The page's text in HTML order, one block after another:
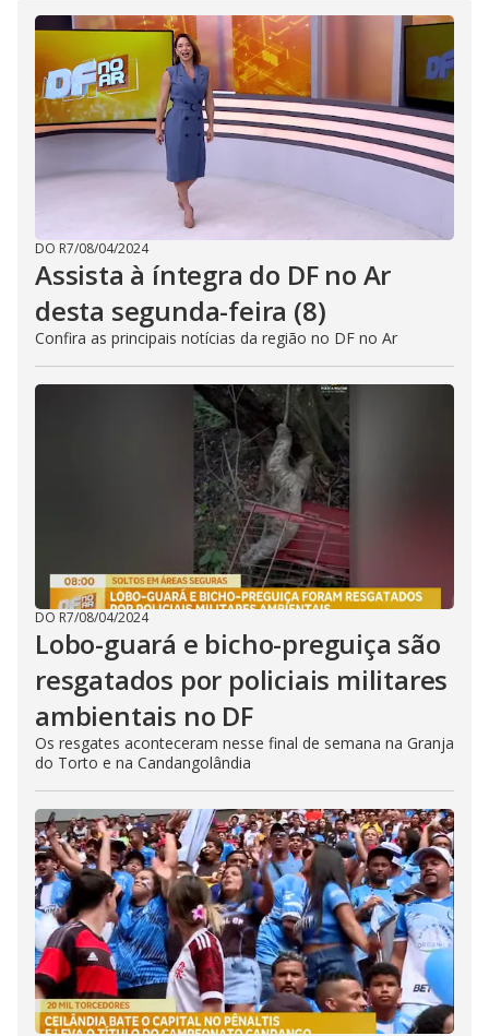
DO R7/08/04/2024
Assista à íntegra do DF no Ar
desta segunda-feira (8)
Confira as principais notícias da região no DF no Ar
DO R7/08/04/2024
Lobo-guará e bicho-preguiça são
resgatados por policiais militares
ambientais no DF
Os resgates aconteceram nesse final de semana na Granja
do Torto e na Candangolândia